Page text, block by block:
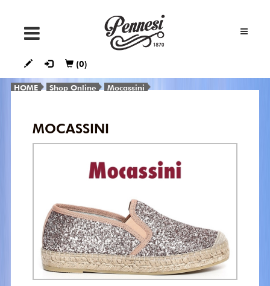
E
STIVALI
(0)
HOME Shop Online Mocassini
MOCASSINI